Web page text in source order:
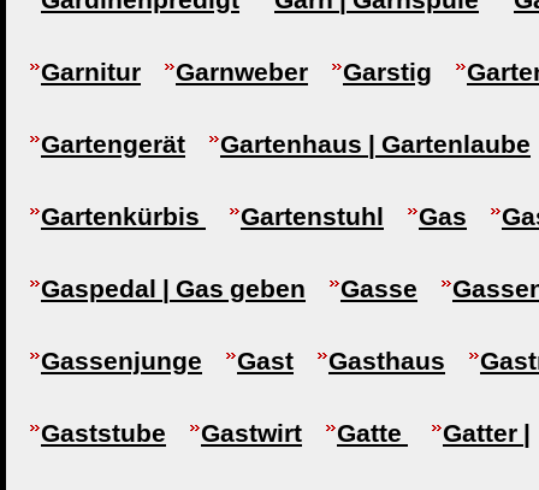
Garnitur Garnweber Garstig
Gartengerät Gartenhaus | Gartenlaube
Gartenkürbis Gartenstuhl Gas
Gaspedal | Gas geben Gasse
Gassenjunge Gast Gasthaus
Gaststube Gastwirt Gatte Gatter |